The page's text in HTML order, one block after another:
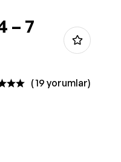
– 7
( 19 yorumlar)